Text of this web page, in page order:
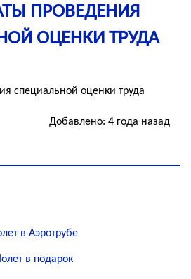
ПРОВЕДЕНИЯ
ОЦЕНКИ ТРУДА
специальной оценки труда
Добавлено: 4 года назад
в Аэротрубе
в подарок